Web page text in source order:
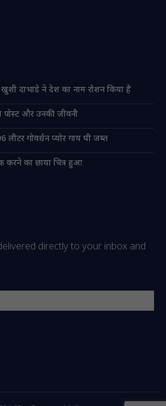
खुशी दाभाडे ने देश का नाम रोशन किया है
पोस्ट और उनकी जीवनी
लीटर गोवर्धन प्योर गाय घी जब्त
करने का छाया चित्र हुआ
directly to your inbox and